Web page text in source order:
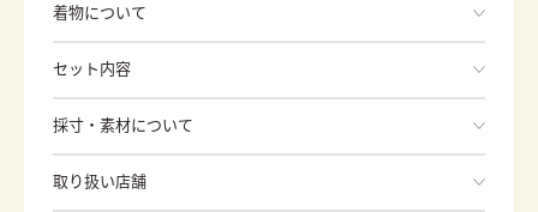
着物について
セット内容
※着付けに必要な一式をすべて含みます。
和服
採寸・素材について
身丈 74cm
取り扱い店舗